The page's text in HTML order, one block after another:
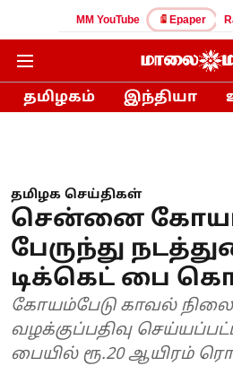
MM YouTube Epaper
தமிழகம் இந்தியா
தமிழக செய்திகள்
சென்னை
பேருந்து
டிக்கெட் பை
கோயம்பேடு காவல்
வழக்குப்பதிவு
பையில் ரூ.20 ஆயிரம்